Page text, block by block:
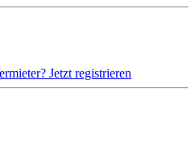
Jetzt registrieren